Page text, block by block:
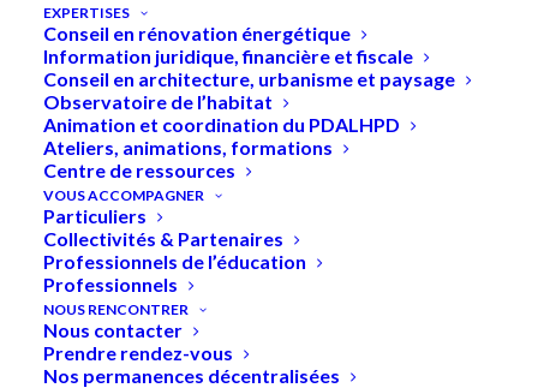
EXPERTISES
Conseil en rénovation énergétique
Information juridique, financière et fiscale
Conseil en architecture, urbanisme et paysage
Observatoire de l’habitat
Animation et coordination du PDALHPD
Ateliers, animations, formations
Centre de ressources
VOUS ACCOMPAGNER
Particuliers
Collectivités & Partenaires
Professionnels de l’éducation
Professionnels
NOUS RENCONTRER
Nous contacter
Prendre rendez-vous
Nos permanences décentralisées
Accueil»Énergie solaire : quelles solutions et à quel